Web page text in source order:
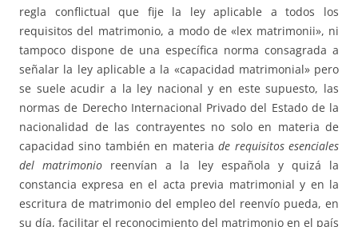
regla conflictual que fije la ley aplicable a todos los
requisitos del matrimonio, a modo de «lex matrimonii», ni
tampoco dispone de una específica norma consagrada a
señalar la ley aplicable a la «capacidad matrimonial» pero
se suele acudir a la ley nacional y en este supuesto, las
normas de Derecho Internacional Privado del Estado de la
nacionalidad de las contrayentes no solo en materia de
capacidad sino también en materiade requisitos esenciales
del matrimonio reenvían a la ley española y quizá la
constancia expresa en el acta previa matrimonial y en la
escritura de matrimonio del empleo del reenvío pueda, en
su día, facilitar el reconocimiento del matrimonio en el país